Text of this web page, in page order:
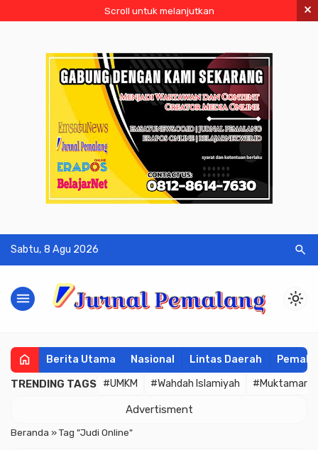
Scroll untuk melanjutkan ×
Sabtu, 8 Agu 2026 search
menu light_mode
home Berita Utama Nasional Lintas Daerah
TRENDING TAGS #UMKM #Wahdah Islamiyah #Muktamar
Advertisment
Beranda »Tag "Judi Online"